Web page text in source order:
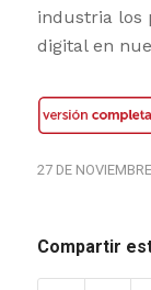
industria los
digital en
27 DE
Compartir